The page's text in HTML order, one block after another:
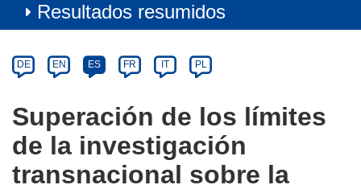
Resultados resumidos
Category
Article
available
the
following
languages:
DE EN ES FR IT PL
Superación de los límites
de la investigación
transnacional sobre la